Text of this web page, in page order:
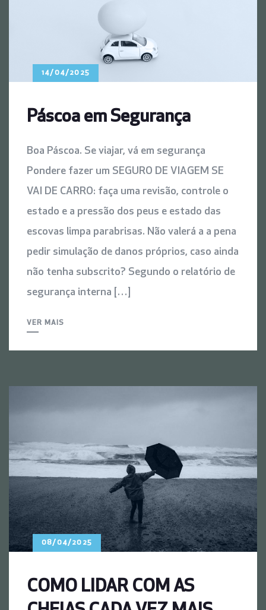
14/04/2025
Páscoa em Segurança
Boa Páscoa. Se viajar, vá em segurança
Pondere fazer um SEGURO DE VIAGEM SE
VAI DE CARRO: faça uma revisão, controle o
estado e a pressão dos peus e estado das
escovas limpa parabrisas. Não valerá a a pena
pedir simulação de danos próprios, caso ainda
não tenha subscrito? Segundo o relatório de
segurança interna […]
VER MAIS
08/04/2025
COMO LIDAR COM AS